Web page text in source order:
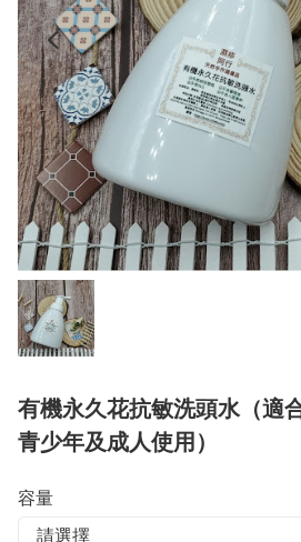
有機永久花抗敏洗頭水（適
青少年及成人使用）
容量